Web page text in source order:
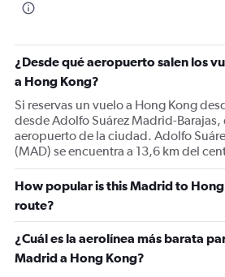
¿Desde qué aeropuerto salen los
a Hong Kong?
Si reservas un vuelo a Hong Kong
desde Adolfo Suárez Madrid-Barajas,
aeropuerto de la ciudad. Adolfo
(MAD) se encuentra a 13,6 km del
How popular is this Madrid to
route?
¿Cuál es la aerolínea más barata
Madrid a Hong Kong?